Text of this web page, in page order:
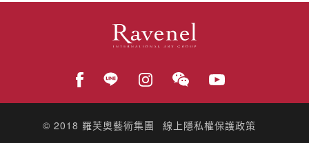
© 2018 羅芙奧藝術集團 線上隱私權保護政策